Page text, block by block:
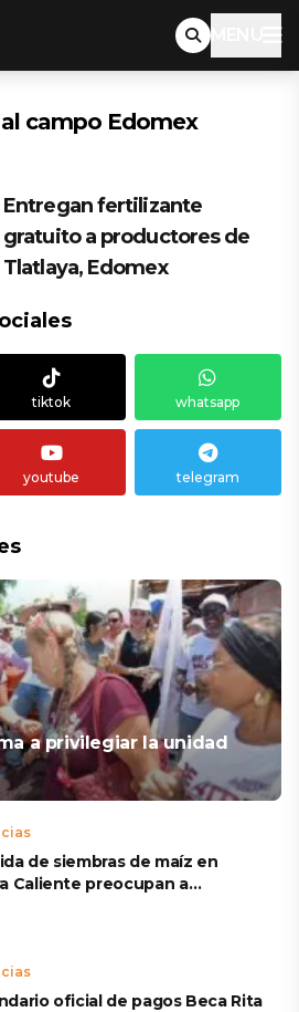
MENU
campo Edomex
Entregan fertilizante
gratuito a productores de
Tlatlaya, Edomex
tiktok whatsapp
youtube telegram
a privilegiar la unidad
de siembras de maíz en
Caliente preocupan a
oficial de pagos Beca Rita